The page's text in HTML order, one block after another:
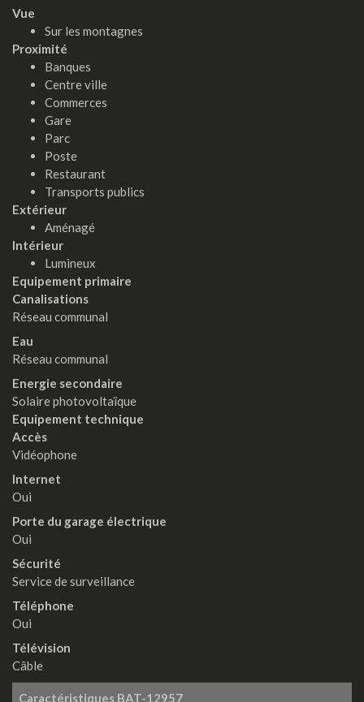
Vue
Sur les montagnes
Proximité
Banques
Centre ville
Commerces
Gare
Parc
Poste
Restaurant
Transports publics
Extérieur
Aménagé
Intérieur
Lumineux
Equipement primaire
Canalisations
Réseau communal
Eau
Réseau communal
Energie secondaire
Solaire photovoltaïque
Equipement technique
Accès
Vidéophone
Internet
Oui
Porte du garage électrique
Oui
Sécurité
Service de surveillance
Téléphone
Oui
Télévision
Câble
Caractéristiques BAT-12957